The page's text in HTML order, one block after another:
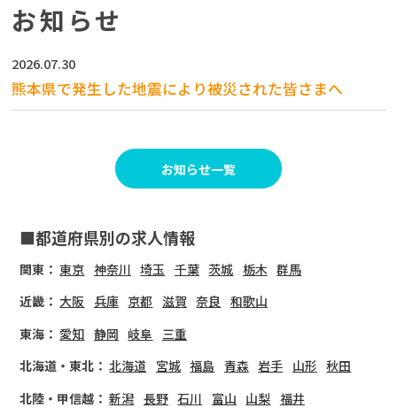
お知らせ
2026.07.30
熊本県で発生した地震により被災された皆さまへ
お知らせ一覧
■都道府県別の求人情報
関東： 東京 神奈川 埼玉 千葉 茨城 栃木 群馬
近畿： 大阪 兵庫 京都 滋賀 奈良 和歌山
東海： 愛知 静岡 岐阜
三重
北海道・東北： 北海道 宮城 福島 青森 岩手 山形 秋田
北陸・甲信越： 新潟 長野 石川 富山 山梨 福井